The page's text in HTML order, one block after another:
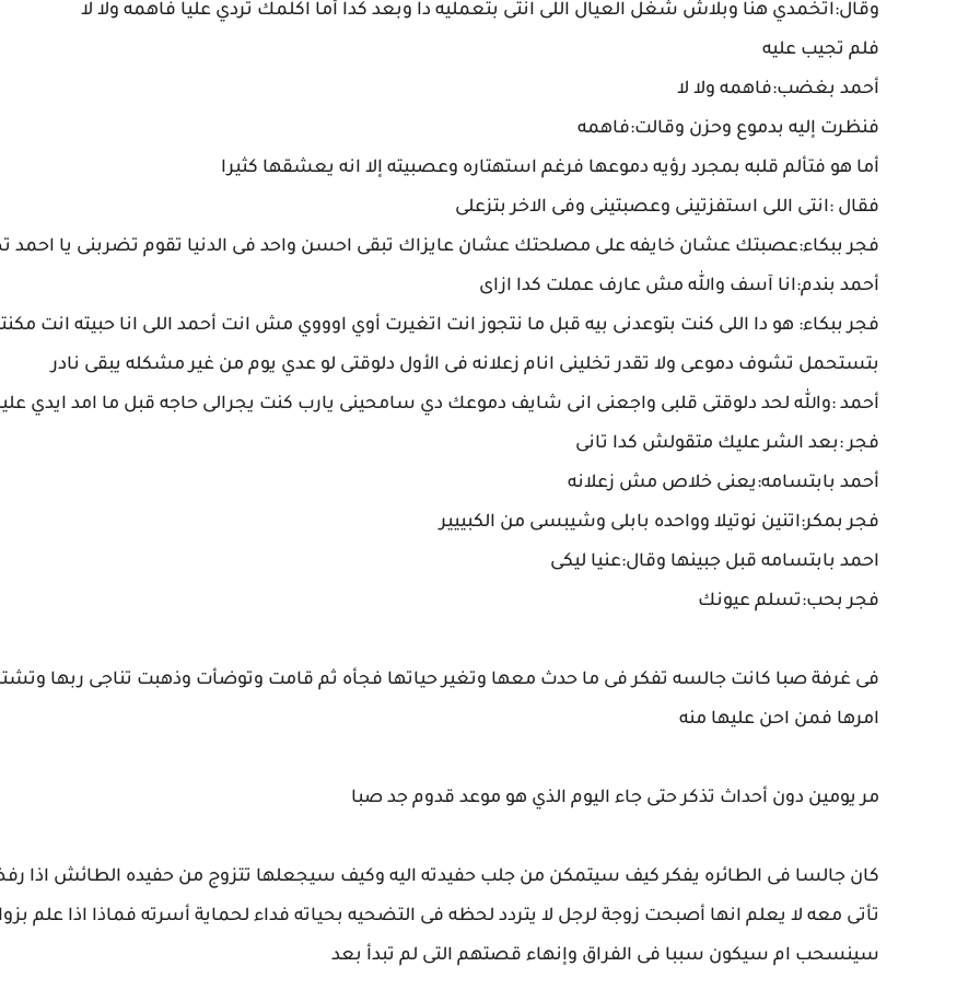
وقال:اتخمدي هنا وبلاش شغل العيال اللى انتى بتعمليه دا وبعد كدا أما اكلمك تردي عليا فاهمه ولا لا
فلم تجيب عليه
أحمد بغضب:فاهمه ولا لا
فنظرت إليه بدموع وحزن وقالت:فاهمه
أما هو فتألم قلبه بمجرد رؤيه دموعها فرغم استهتاره وعصبيته إلا انه يعشقها كثيرا
فقال :انتى اللى استفزتينى وعصبتينى وفى الاخر بتزعلى
فجر ببكاء:عصبتك عشان خايفه على مصلحتك عشان عايزاك تبقى احسن واحد فى الدنيا تقوم تضربنى يا احمد
أحمد بندم:انا آسف والله مش عارف عملت كدا ازاى
فجر ببكاء: هو دا اللى كنت بتوعدنى بيه قبل ما نتجوز انت اتغيرت أوي اوووي مش انت أحمد اللى انا حبيته انت
بتستحمل تشوف دموعى ولا تقدر تخلينى انام زعلانه فى الأول دلوقتى لو عدي يوم من غير مشكله يبقى نادر
أحمد :والله لحد دلوقتى قلبى واجعنى انى شايف دموعك دي سامحينى يارب كنت يجرالى حاجه قبل ما امد ايدي
فجر :بعد الشر عليك متقولش كدا تانى
أحمد بابتسامه:يعنى خلاص مش زعلانه
فجر بمكر:اتنين نوتيلا وواحده بابلى وشيبسى من الكبييير
احمد بابتسامه قبل جبينها وقال:عنيا ليكى
فجر بحب:تسلم عيونك
فى غرفة صبا كانت جالسه تفكر فى ما حدث معها وتغير حياتها فجأه ثم قامت وتوضأت وذهبت تناجى ربها
امرها فمن احن عليها منه
مر يومين دون أحداث تذكر حتى جاء اليوم الذي هو موعد قدوم جد صبا
كان جالسا فى الطائره يفكر كيف سيتمكن من جلب حفيدته اليه وكيف سيجعلها تتزوج من حفيده الطائش اذا
تأتى معه لا يعلم انها أصبحت زوجة لرجل لا يتردد لحظه فى التضحيه بحياته فداء لحماية أسرته فماذا اذا علم
سينسحب ام سيكون سببا فى الفراق وإنهاء قصتهم التى لم تبدأ بعد